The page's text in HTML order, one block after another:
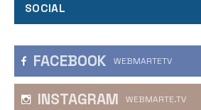
SOCIAL
FACEBOOK WEBMARTETV
INSTAGRAM WEBMARTE.TV